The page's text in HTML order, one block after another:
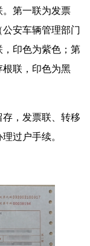
。第一联为发票
安车辆管理部门
印色为紫色；第
联，印色为黑
，发票联、转移
过户手续。